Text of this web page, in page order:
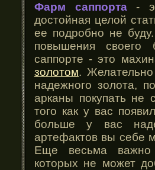
Фарм саппорта-
достойная целой
ее подробно не
повышения своего
саппорте - это
золотом.
надежного золота,
арканы покупать не
того как у вас
больше у вас
артефактов вы себе
Еще весьма важно
которых не может